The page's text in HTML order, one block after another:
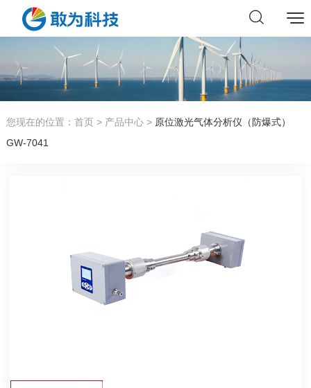
您现在的位置： 首页> 产品中心> 原位激光气体分析仪（防爆式）
GW-7041